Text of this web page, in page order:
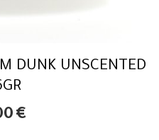
DUNK UNSCENTED
€